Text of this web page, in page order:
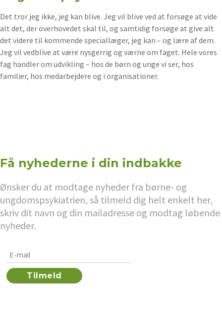
Det tror jeg ikke, jeg kan blive. Jeg vil blive ved at forsøge at vide
alt det, der overhovedet skal til, og samtidig forsøge at give alt
det videre til kommende speciallæger, jeg kan – og lære af dem.
Jeg vil vedblive at være nysgerrig og værne om faget. Hele vores
fag handler om udvikling – hos de børn og unge vi ser, hos
familier, hos medarbejdere og i organisationer.
Få nyhederne i din indbakke
Ønsker du at modtage nyheder fra børne- og
ungdomspsykiatrien, så tilmeld dig helt enkelt her,
skriv dit navn og din mailadresse og modtag løbende
nyheder.